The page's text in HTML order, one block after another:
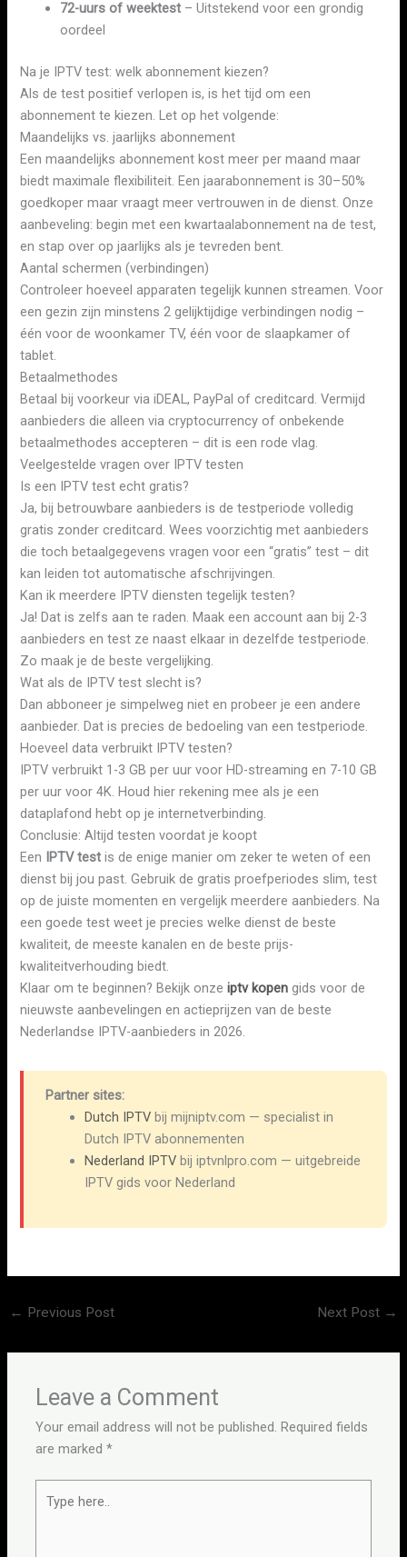
72-uurs of weektest – Uitstekend voor een grondig
oordeel
Na je IPTV test: welk abonnement kiezen?
Als de test positief verlopen is, is het tijd om een
abonnement te kiezen. Let op het volgende:
Maandelijks vs. jaarlijks abonnement
Een maandelijks abonnement kost meer per maand maar
biedt maximale flexibiliteit. Een jaarabonnement is 30–50%
goedkoper maar vraagt meer vertrouwen in de dienst. Onze
aanbeveling: begin met een kwartaalabonnement na de test,
en stap over op jaarlijks als je tevreden bent.
Aantal schermen (verbindingen)
Controleer hoeveel apparaten tegelijk kunnen streamen. Voor
een gezin zijn minstens 2 gelijktijdige verbindingen nodig –
één voor de woonkamer TV, één voor de slaapkamer of
tablet.
Betaalmethodes
Betaal bij voorkeur via iDEAL, PayPal of creditcard. Vermijd
aanbieders die alleen via cryptocurrency of onbekende
betaalmethodes accepteren – dit is een rode vlag.
Veelgestelde vragen over IPTV testen
Is een IPTV test echt gratis?
Ja, bij betrouwbare aanbieders is de testperiode volledig
gratis zonder creditcard. Wees voorzichtig met aanbieders
die toch betaalgegevens vragen voor een “gratis” test – dit
kan leiden tot automatische afschrijvingen.
Kan ik meerdere IPTV diensten tegelijk testen?
Ja! Dat is zelfs aan te raden. Maak een account aan bij 2-3
aanbieders en test ze naast elkaar in dezelfde testperiode.
Zo maak je de beste vergelijking.
Wat als de IPTV test slecht is?
Dan abboneer je simpelweg niet en probeer je een andere
aanbieder. Dat is precies de bedoeling van een testperiode.
Hoeveel data verbruikt IPTV testen?
IPTV verbruikt 1-3 GB per uur voor HD-streaming en 7-10 GB
per uur voor 4K. Houd hier rekening mee als je een
dataplafond hebt op je internetverbinding.
Conclusie: Altijd testen voordat je koopt
Een IPTV test is de enige manier om zeker te weten of een
dienst bij jou past. Gebruik de gratis proefperiodes slim, test
op de juiste momenten en vergelijk meerdere aanbieders. Na
een goede test weet je precies welke dienst de beste
kwaliteit, de meeste kanalen en de beste prijs-
kwaliteitverhouding biedt.
Klaar om te beginnen? Bekijk onzeiptv kopen gids voor de
nieuwste aanbevelingen en actieprijzen van de beste
Nederlandse IPTV-aanbieders in 2026.
Partner sites:
Dutch IPTV bij mijniptv.com — specialist in
Dutch IPTV abonnementen
Nederland IPTV bij iptvnlpro.com — uitgebreide
IPTV gids voor Nederland
← Previous Post Next Post →
Leave a Comment
Your email address will not be published. Required fields
are marked*
here..